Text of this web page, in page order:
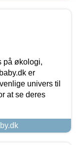
på økologi,
er
univers til
at se deres